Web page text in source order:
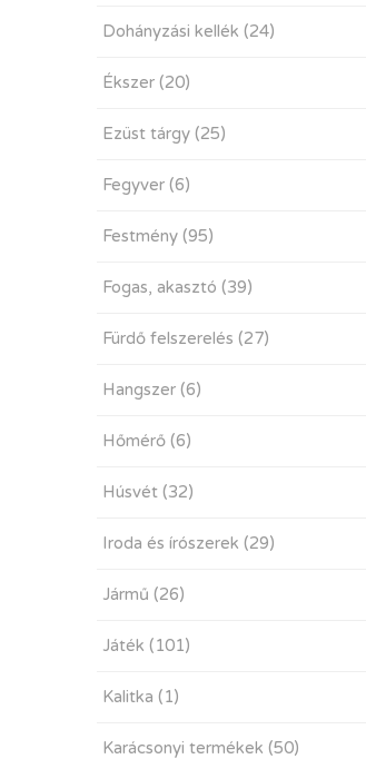
Dohányzási kellék (24)
Ékszer (20)
Ezüst tárgy (25)
Fegyver (6)
Festmény (95)
Fogas, akasztó (39)
Fürdő felszerelés (27)
Hangszer (6)
Hőmérő (6)
Húsvét (32)
Iroda és írószerek (29)
Jármű (26)
Játék (101)
Kalitka (1)
Karácsonyi termékek (50)